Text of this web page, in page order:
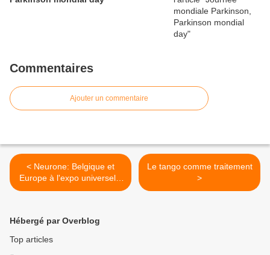
Commentaires
Ajouter un commentaire
< Neurone: Belgique et
Europe à l'expo universelle
de Shangai!
Le tango comme traitement
>
Hébergé par Overblog
Top articles